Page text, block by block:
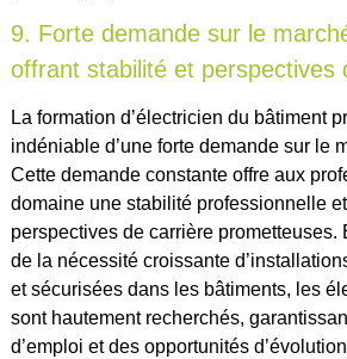
9. Forte demande sur le
offrant stabilité et perspectives
La formation d’électricien du bâtiment
indéniable d’une forte demande sur le
Cette demande constante offre aux
domaine une stabilité professionnelle
perspectives de carrière prometteuses.
de la nécessité croissante
et sécurisées dans les bâtiments, les
sont hautement recherchés,
d’emploi et des opportunités